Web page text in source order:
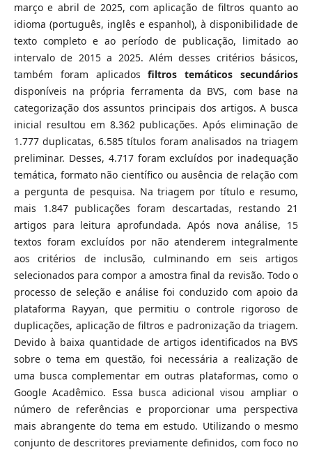
março e abril de 2025, com aplicação de filtros quanto ao
idioma (português, inglês e espanhol), à disponibilidade de
texto completo e ao período de publicação, limitado ao
intervalo de 2015 a 2025. Além desses critérios básicos,
também foram aplicadosfiltros temáticos secundários
disponíveis na própria ferramenta da BVS, com base na
categorização dos assuntos principais dos artigos. A busca
inicial resultou em 8.362 publicações. Após eliminação de
1.777 duplicatas, 6.585 títulos foram analisados na triagem
preliminar. Desses, 4.717 foram excluídos por inadequação
temática, formato não científico ou ausência de relação com
a pergunta de pesquisa. Na triagem por título e resumo,
mais 1.847 publicações foram descartadas, restando 21
artigos para leitura aprofundada. Após nova análise, 15
textos foram excluídos por não atenderem integralmente
aos critérios de inclusão, culminando em seis artigos
selecionados para compor a amostra final da revisão. Todo o
processo de seleção e análise foi conduzido com apoio da
plataforma Rayyan, que permitiu o controle rigoroso de
duplicações, aplicação de filtros e padronização da triagem.
Devido à baixa quantidade de artigos identificados na BVS
sobre o tema em questão, foi necessária a realização de
uma busca complementar em outras plataformas, como o
Google Acadêmico. Essa busca adicional visou ampliar o
número de referências e proporcionar uma perspectiva
mais abrangente do tema em estudo. Utilizando o mesmo
conjunto de descritores previamente definidos, com foco no